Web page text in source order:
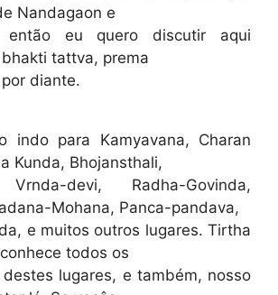
Nandagaon e
então eu quero discutir aqui
tattva, prema
diante.
indo para Kamyavana, Charan
Kunda, Bhojansthali,
Vrnda-devi, Radha-Govinda,
Mohana, Panca-pandava,
e muitos outros lugares. Tirtha
todos os
destes lugares, e também, nosso